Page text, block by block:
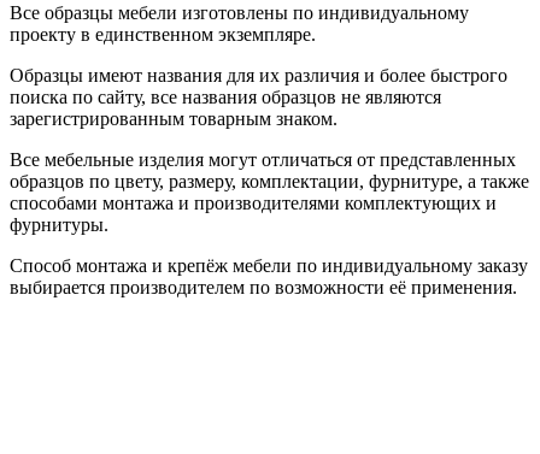
Все образцы мебели изготовлены по индивидуальному
проекту в единственном экземпляре.
Образцы имеют названия для их различия и более быстрого
поиска по сайту, все названия образцов не являются
зарегистрированным товарным знаком.
Все мебельные изделия могут отличаться от представленных
образцов по цвету, размеру, комплектации, фурнитуре, а также
способами монтажа и производителями комплектующих и
фурнитуры.
Способ монтажа и крепёж мебели по индивидуальному заказу
выбирается производителем по возможности её применения.